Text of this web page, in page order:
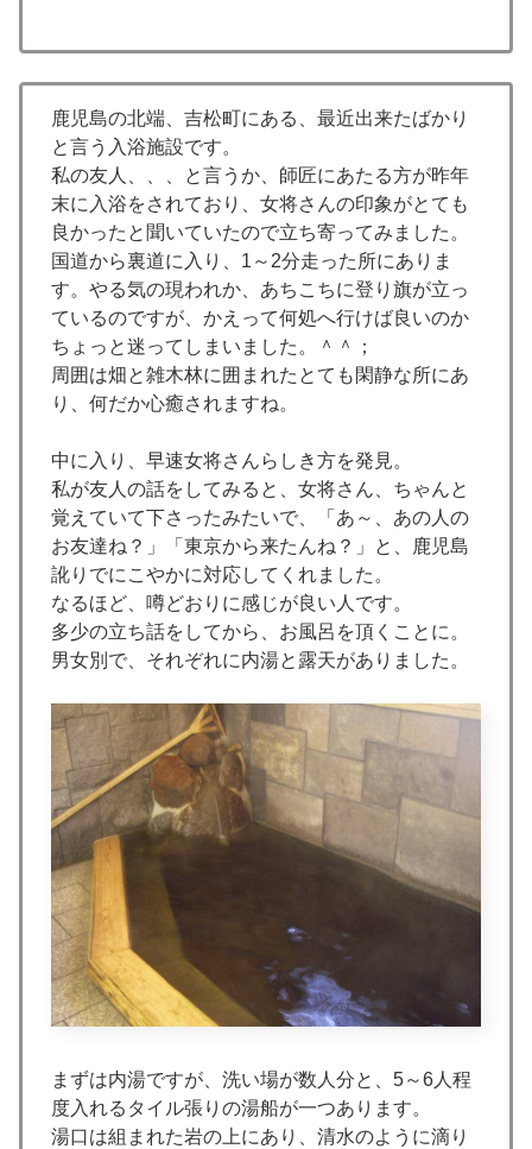
鹿児島の北端、吉松町にある、最近出来たばかり
と言う入浴施設です。
私の友人、、、と言うか、師匠にあたる方が昨年
末に入浴をされており、女将さんの印象がとても
良かったと聞いていたので立ち寄ってみました。
国道から裏道に入り、1～2分走った所にありま
す。やる気の現われか、あちこちに登り旗が立っ
ているのですが、かえって何処へ行けば良いのか
ちょっと迷ってしまいました。＾＾；
周囲は畑と雑木林に囲まれたとても閑静な所にあ
り、何だか心癒されますね。
中に入り、早速女将さんらしき方を発見。
私が友人の話をしてみると、女将さん、ちゃんと
覚えていて下さったみたいで、「あ～、あの人の
お友達ね？」「東京から来たんね？」と、鹿児島
訛りでにこやかに対応してくれました。
なるほど、噂どおりに感じが良い人です。
多少の立ち話をしてから、お風呂を頂くことに。
男女別で、それぞれに内湯と露天がありました。
まずは内湯ですが、洗い場が数人分と、5～6人程
度入れるタイル張りの湯船が一つあります。
湯口は組まれた岩の上にあり、清水のように滴り